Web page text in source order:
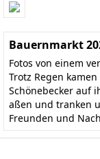
Bauernmarkt
Fotos von einem
Trotz Regen
Schönebecker auf
aßen und tranken
Freunden und